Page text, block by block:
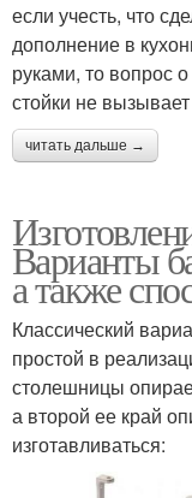
если учесть, что
дополнение в
руками, то вопрос
стойки не
читать дальше →
Варианты
а также
Классический
простой в
столешницы
а второй ее край
изготавливаться: